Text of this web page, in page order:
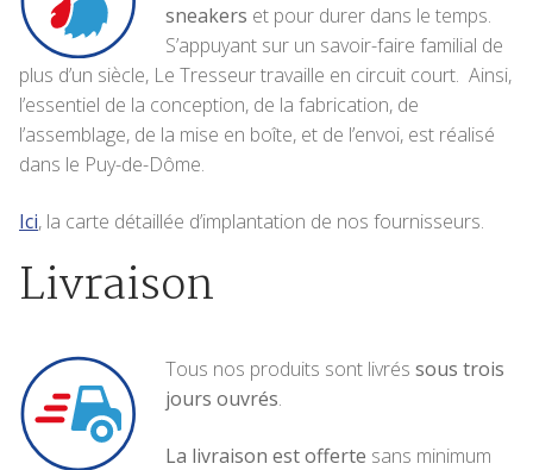
sneakers et pour durer dans le temps.
S’appuyant sur un savoir-faire familial de
plus d’un siècle, Le Tresseur travaille en circuit court. Ainsi,
l’essentiel de la conception, de la fabrication, de
l’assemblage, de la mise en boîte, et de l’envoi, est réalisé
dans le Puy-de-Dôme.
Ici, la carte détaillée d’implantation de nos fournisseurs.
Livraison
Tous nos produits sont livrés sous trois
jours ouvrés.
La livraison est offerte sans minimum